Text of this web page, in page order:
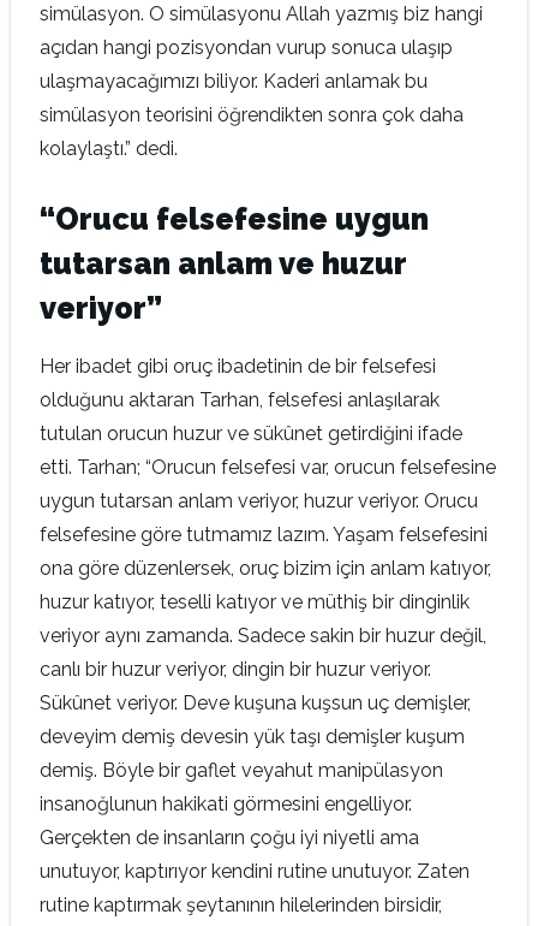
simülasyon. O simülasyonu Allah yazmış biz hangi
açıdan hangi pozisyondan vurup sonuca ulaşıp
ulaşmayacağımızı biliyor. Kaderi anlamak bu
simülasyon teorisini öğrendikten sonra çok daha
kolaylaştı.” dedi.
“Orucu felsefesine uygun
tutarsan anlam ve huzur
veriyor”
Her ibadet gibi oruç ibadetinin de bir felsefesi
olduğunu aktaran Tarhan, felsefesi anlaşılarak
tutulan orucun huzur ve sükûnet getirdiğini ifade
etti. Tarhan; “Orucun felsefesi var, orucun felsefesine
uygun tutarsan anlam veriyor, huzur veriyor. Orucu
felsefesine göre tutmamız lazım. Yaşam felsefesini
ona göre düzenlersek, oruç bizim için anlam katıyor,
huzur katıyor, teselli katıyor ve müthiş bir dinginlik
veriyor aynı zamanda. Sadece sakin bir huzur değil,
canlı bir huzur veriyor, dingin bir huzur veriyor.
Sükûnet veriyor. Deve kuşuna kuşsun uç demişler,
deveyim demiş devesin yük taşı demişler kuşum
demiş. Böyle bir gaflet veyahut manipülasyon
insanoğlunun hakikati görmesini engelliyor.
Gerçekten de insanların çoğu iyi niyetli ama
unutuyor, kaptırıyor kendini rutine unutuyor. Zaten
rutine kaptırmak şeytanının hilelerinden birsidir,